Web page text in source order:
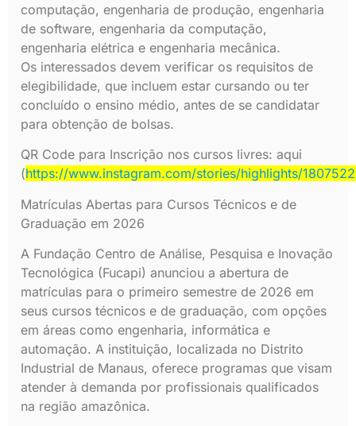
computação, engenharia de produção, engenharia
de software, engenharia da computação,
engenharia elétrica e engenharia mecânica.
Os interessados devem verificar os requisitos de
elegibilidade, que incluem estar cursando ou ter
concluído o ensino médio, antes de se candidatar
para obtenção de bolsas.
QR Code para Inscrição nos cursos livres: aqui
(https://www.instagram.com/stories/highlights/
Matrículas Abertas para Cursos Técnicos e de
Graduação em 2026
A Fundação Centro de Análise, Pesquisa e Inovação
Tecnológica (Fucapi) anunciou a abertura de
matrículas para o primeiro semestre de 2026 em
seus cursos técnicos e de graduação, com opções
em áreas como engenharia, informática e
automação. A instituição, localizada no Distrito
Industrial de Manaus, oferece programas que visam
atender à demanda por profissionais qualificados
na região amazônica.